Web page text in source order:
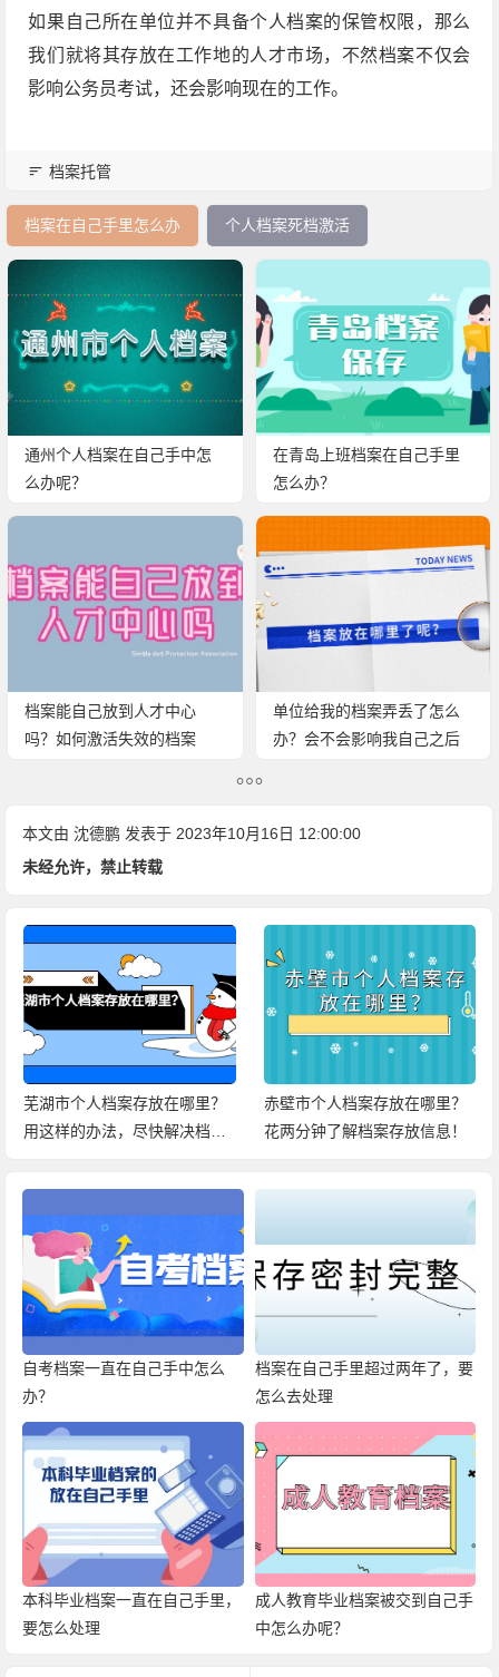
如果自己所在单位并不具备个人档案的保管权限，那么
我们就将其存放在工作地的人才市场，不然档案不仅会
影响公务员考试，还会影响现在的工作。
档案托管
档案在自己手里怎么办 个人档案死档激活
通州个人档案在自己手中怎
么办呢？
在青岛上班档案在自己手里
怎么办？
档案能自己放到人才中心
吗？如何激活失效的档案
单位给我的档案弄丢了怎么
办？会不会影响我自己之后
本文由沈德鹏 发表于 2023年10月16日 12:00:00
未经允许，禁止转载
芜湖市个人档案存放在哪里？
用这样的办法，尽快解决档案
赤壁市个人档案存放在哪里？
花两分钟了解档案存放信息！
自考档案一直在自己手中怎么
办？
档案在自己手里超过两年了，要
怎么去处理
本科毕业档案一直在自己手里，
要怎么处理
成人教育毕业档案被交到自己手
中怎么办呢？